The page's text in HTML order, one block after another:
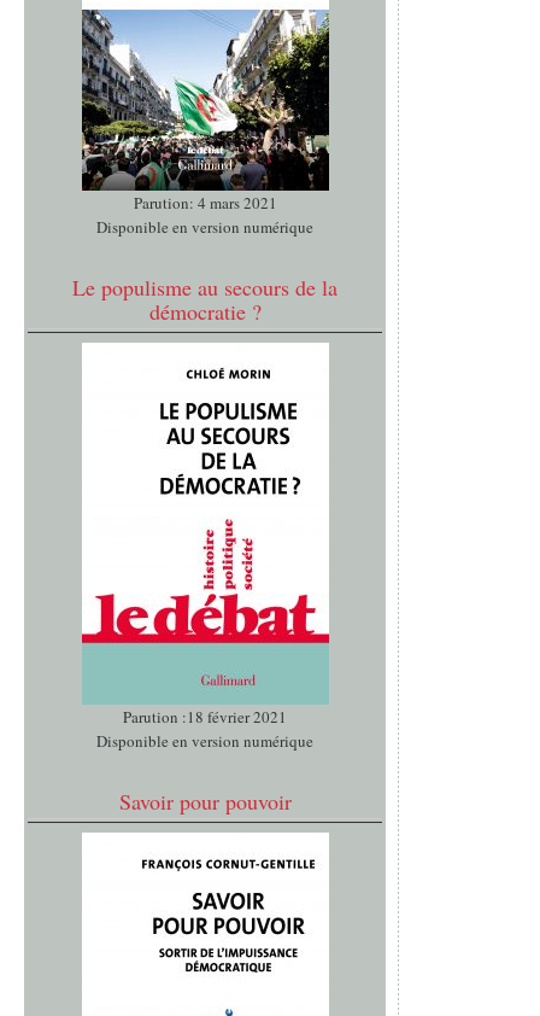
Parution: 4 mars 2021
Disponible en version numérique
Le populisme au secours de la
démocratie ?
Parution :18 février 2021
Disponible en version numérique
Savoir pour pouvoir